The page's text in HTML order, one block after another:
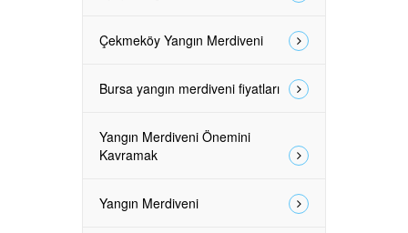
Çekmeköy Yangın Merdiveni
Bursa yangın merdiveni fiyatları
Yangın Merdiveni Önemini
Kavramak
Yangın Merdiveni